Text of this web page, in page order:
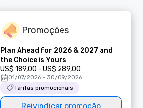
Promoções
Plan Ahead for 2026 & 2027 and
the Choice is Yours
US$ 189,00 - US$ 289,00
01/07/2026 - 30/09/2026
Tarifas promocionais
Reivindicar promoção